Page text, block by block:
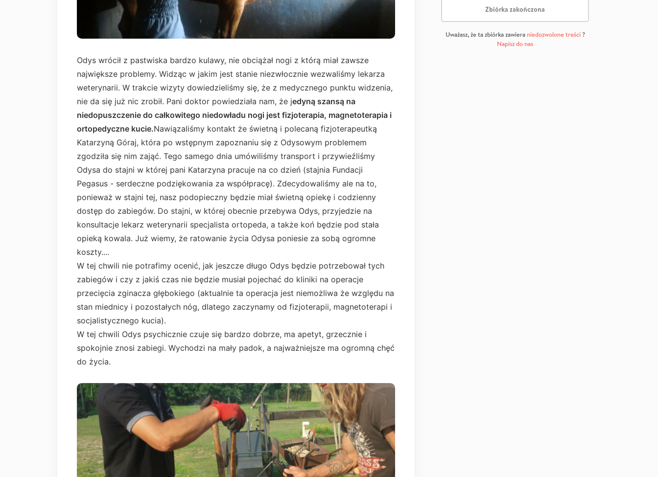
Odys wrócił z pastwiska bardzo kulawy, nie obciążał nogi z którą miał zawsze
największe problemy. Widząc w jakim jest stanie niezwłocznie wezwaliśmy lekarza
weterynarii. W trakcie wizyty dowiedzieliśmy się, że z medycznego punktu widzenia,
nie da się już nic zrobił. Pani doktor powiedziała nam, że jedyną szansą na
niedopuszczenie do całkowitego niedowładu nogi jest fizjoterapia, magnetoterapia i
ortopedyczne kucie.Nawiązaliśmy kontakt że świetną i polecaną fizjoterapeutką
Katarzyną Góraj, która po wstępnym zapoznaniu się z Odysowym problemem
zgodziła się nim zająć. Tego samego dnia umówiliśmy transport i przywieźliśmy
Odysa do stajni w której pani Katarzyna pracuje na co dzień (stajnia Fundacji
Pegasus - serdeczne podziękowania za współpracę). Zdecydowaliśmy ale na to,
ponieważ w stajni tej, nasz podopieczny będzie miał świetną opiekę i codzienny
dostęp do zabiegów. Do stajni, w której obecnie przebywa Odys, przyjedzie na
konsultacje lekarz weterynarii specjalista ortopeda, a także koń będzie pod stała
opieką kowala. Już wiemy, że ratowanie życia Odysa poniesie za sobą ogromne
koszty....
W tej chwili nie potrafimy ocenić, jak jeszcze długo Odys będzie potrzebował tych
zabiegów i czy z jakiś czas nie będzie musiał pojechać do kliniki na operacje
przecięcia zginacza głębokiego (aktualnie ta operacja jest niemożliwa że względu na
stan miednicy i pozostałych nóg, dlatego zaczynamy od fizjoterapii, magnetoterapi i
socjalistycznego kucia).
W tej chwili Odys psychicznie czuje się bardzo dobrze, ma apetyt, grzecznie i
spokojnie znosi zabiegi. Wychodzi na mały padok, a najważniejsze ma ogromną chęć
do życia.
Zbiórka zakończona
Uważasz, że ta zbiórka zawiera niedozwolone treści?
Napisz do nas